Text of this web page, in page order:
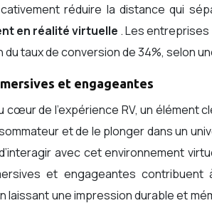
réduire la distance qui
en réalité virtuelle . Les
du taux de conversion de 34%, selon
et engageantes
cœur de l’expérience RV, un élément
et de le plonger dans un
avec cet environnement
et engageantes
laissant une impression durable et